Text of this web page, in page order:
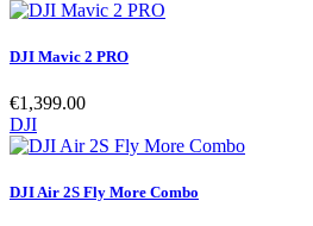
DJI Mavic 2 PRO
€1,399.00
DJI
DJI Air 2S Fly More Combo